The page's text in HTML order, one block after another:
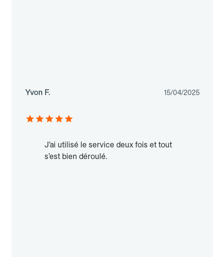
Yvon F. 15/04/2025
J’ai utilisé le service deux fois et tout
s’est bien déroulé.